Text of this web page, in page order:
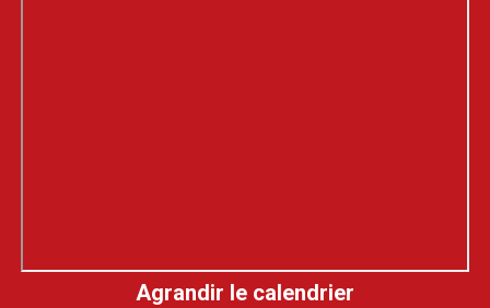
Agrandir le calendrier